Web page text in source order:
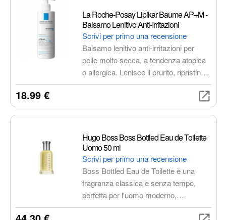
La Roche-Posay Lipikar Baume AP+M -
Balsamo Lenitivo Anti-Irritazioni
Scrivi per primo una recensione
Balsamo lenitivo anti-irritazioni per
pelle molto secca, a tendenza atopica
o allergica. Lenisce il prurito, ripristina
la barriera cutanea e nutre
intensamente. Formula ipoallergenica,
senza profumo e senza parabeni.
18.99 €
Hugo Boss Boss Bottled Eau de Toilette
Uomo 50 ml
Scrivi per primo una recensione
Boss Bottled Eau de Toilette è una
fragranza classica e senza tempo,
perfetta per l'uomo moderno,
ambizioso e sicuro di sé. Un profumo